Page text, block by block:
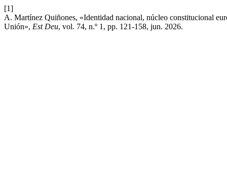
[1]
A. Martínez Quiñones, «Identidad nacional, núcleo constitucional
Unión», Est Deu, vol. 74, n.º 1, pp. 121-158, jun. 2026.